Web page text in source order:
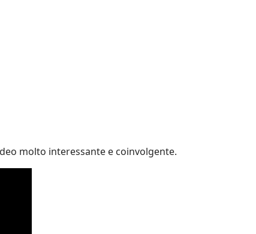
molto interessante e coinvolgente.